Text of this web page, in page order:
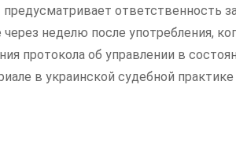
ответственность
неделю после употребления,
протокола об управлении в
в украинской судебной